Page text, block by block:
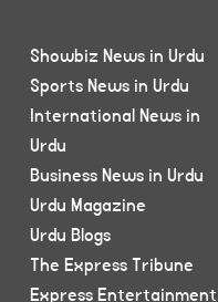
Showbiz News in Urdu
Sports News in Urdu
International News in
Urdu
Business News in Urdu
Urdu Magazine
Urdu Blogs
The Express Tribune
Express Entertainment